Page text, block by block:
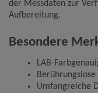
der Messdaten zur
Aufbereitung.
Besondere
LAB-
Umfangreiche